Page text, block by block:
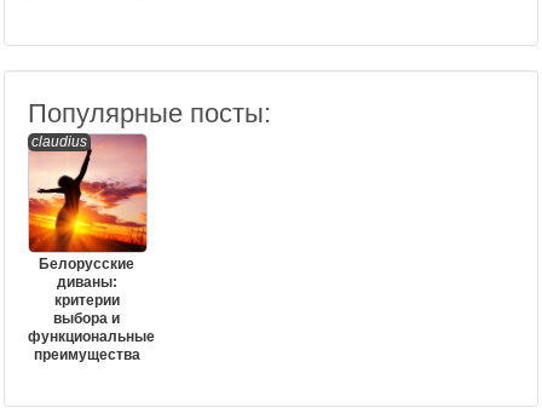
Популярные посты:
claudius
Белорусские
диваны:
критерии
выбора и
функциональные
преимущества